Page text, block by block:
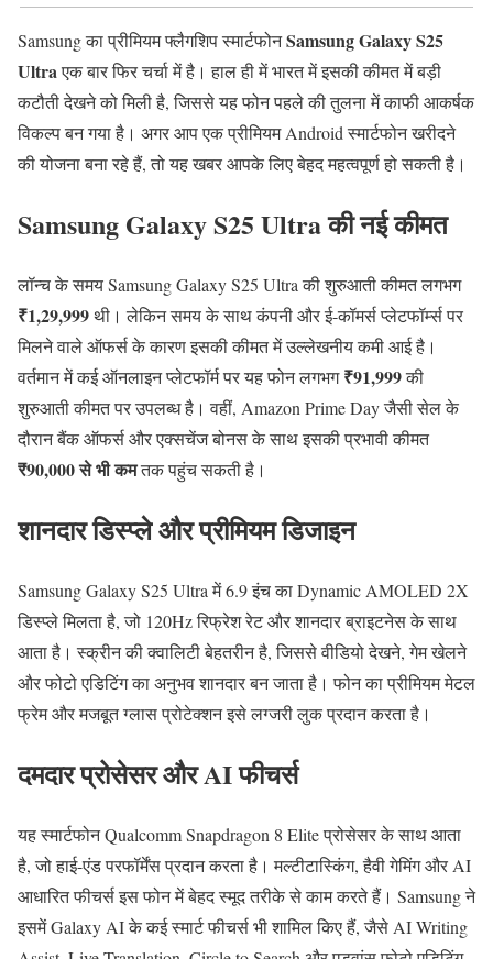
Samsung का प्रीमियम फ्लैगशिप स्मार्टफोनSamsung Galaxy S25
Ultraएक बार फिर चर्चा में है। हाल ही में भारत में इसकी कीमत में बड़ी
कटौती देखने को मिली है, जिससे यह फोन पहले की तुलना में काफी आकर्षक
विकल्प बन गया है। अगर आप एक प्रीमियम Android स्मार्टफोन खरीदने
की योजना बना रहे हैं, तो यह खबर आपके लिए बेहद महत्वपूर्ण हो सकती है।
Samsung Galaxy S25 Ultra की नई कीमत
लॉन्च के समय Samsung Galaxy S25 Ultra की शुरुआती कीमत लगभग
₹1,29,999थी। लेकिन समय के साथ कंपनी और ई-कॉमर्स प्लेटफॉर्म्स पर
मिलने वाले ऑफर्स के कारण इसकी कीमत में उल्लेखनीय कमी आई है।
वर्तमान में कई ऑनलाइन प्लेटफॉर्म पर यह फोन लगभग₹91,999की
शुरुआती कीमत पर उपलब्ध है। वहीं, Amazon Prime Day जैसी सेल के
दौरान बैंक ऑफर्स और एक्सचेंज बोनस के साथ इसकी प्रभावी कीमत
₹90,000 से भी कमतक पहुंच सकती है।
शानदार डिस्प्ले और प्रीमियम डिजाइन
Samsung Galaxy S25 Ultra में 6.9 इंच का Dynamic AMOLED 2X
डिस्प्ले मिलता है, जो 120Hz रिफ्रेश रेट और शानदार ब्राइटनेस के साथ
आता है। स्क्रीन की क्वालिटी बेहतरीन है, जिससे वीडियो देखने, गेम खेलने
और फोटो एडिटिंग का अनुभव शानदार बन जाता है। फोन का प्रीमियम मेटल
फ्रेम और मजबूत ग्लास प्रोटेक्शन इसे लग्जरी लुक प्रदान करता है।
दमदार प्रोसेसर और AI फीचर्स
यह स्मार्टफोन Qualcomm Snapdragon 8 Elite प्रोसेसर के साथ आता
है, जो हाई-एंड परफॉर्मेंस प्रदान करता है। मल्टीटास्किंग, हैवी गेमिंग और AI
आधारित फीचर्स इस फोन में बेहद स्मूद तरीके से काम करते हैं। Samsung ने
इसमें Galaxy AI के कई स्मार्ट फीचर्स भी शामिल किए हैं, जैसे AI Writing